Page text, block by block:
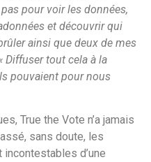
pour voir les données,
et découvrir qui
ainsi que deux de mes
Diffuser tout cela à la
pouvaient pour nous
True the Vote n’a jamais
sans doute, les
d’une